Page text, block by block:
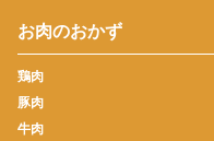
お肉のおかず
鶏肉
豚肉
牛肉